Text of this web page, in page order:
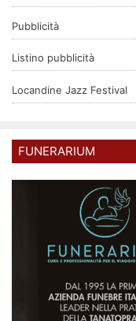
Pubblicità
Listino pubblicità
Locandine Jazz Festival
FUNERARIUM